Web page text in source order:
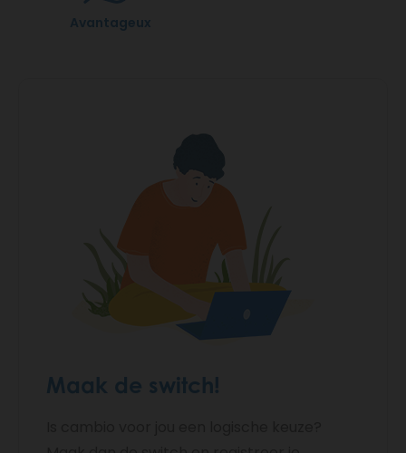
Avantageux
Maak de switch!